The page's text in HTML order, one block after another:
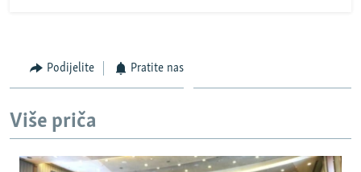
Podijelite Pratite nas
Više priča